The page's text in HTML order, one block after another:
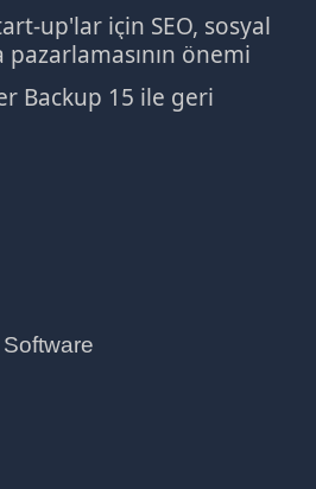
up'lar için SEO, sosyal
önemi
Backup 15 ile geri
Software